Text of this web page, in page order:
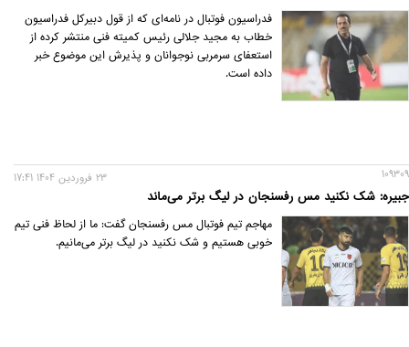
فدراسیون فوتبال در نامه‌ای که از قول دبیرکل فدراسیون
خطاب به مجید جلالی رئیس کمیته فنی منتشر کرده از
استعفای سرمربی نوجوانان و پذیرش این موضوع خبر
داده است.
109309
جبیره: شک نکنید مس رفسنجان در لیگ برتر می‌ماند
23 فروردين 1404 17:41
مهاجم تیم فوتبال مس رفسنجان گفت: ما از لحاظ فنی تیم
خوبی هستیم و شک نکنید در لیگ برتر می‌مانیم.